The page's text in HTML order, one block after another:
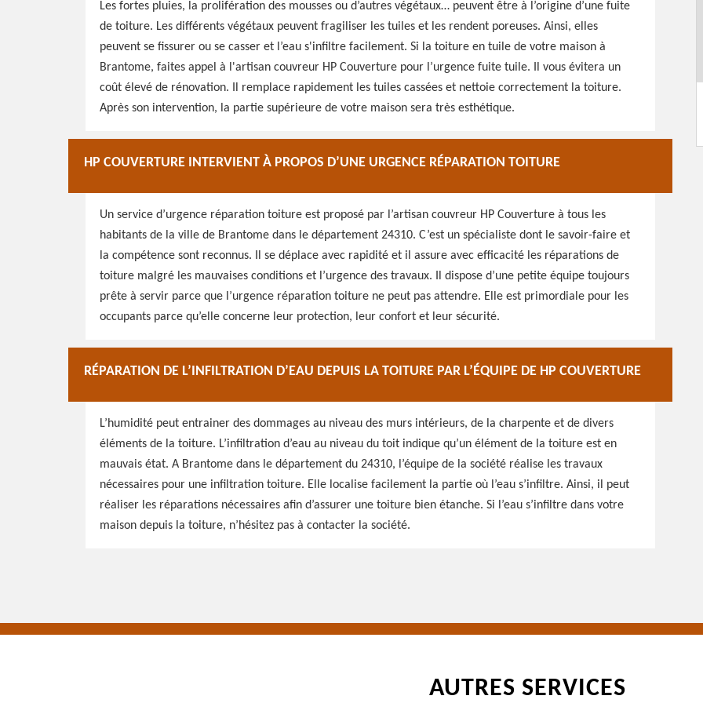
Les fortes pluies, la prolifération des mousses ou d’autres végétaux… peuvent être à l’origine d’une fuite
de toiture. Les différents végétaux peuvent fragiliser les tuiles et les rendent poreuses. Ainsi, elles
peuvent se fissurer ou se casser et l’eau s'infiltre facilement. Si la toiture en tuile de votre maison à
Brantome, faites appel à l'artisan couvreur HP Couverture pour l’urgence fuite tuile. Il vous évitera un
coût élevé de rénovation. Il remplace rapidement les tuiles cassées et nettoie correctement la toiture.
Après son intervention, la partie supérieure de votre maison sera très esthétique.
HP COUVERTURE INTERVIENT À PROPOS D’UNE URGENCE RÉPARATION TOITURE
Un service d’urgence réparation toiture est proposé par l’artisan couvreur HP Couverture à tous les
habitants de la ville de Brantome dans le département 24310. C’est un spécialiste dont le savoir-faire et
la compétence sont reconnus. Il se déplace avec rapidité et il assure avec efficacité les réparations de
toiture malgré les mauvaises conditions et l’urgence des travaux. Il dispose d’une petite équipe toujours
prête à servir parce que l’urgence réparation toiture ne peut pas attendre. Elle est primordiale pour les
occupants parce qu’elle concerne leur protection, leur confort et leur sécurité.
RÉPARATION DE L’INFILTRATION D’EAU DEPUIS LA TOITURE PAR L’ÉQUIPE DE HP COUVERTURE
L’humidité peut entrainer des dommages au niveau des murs intérieurs, de la charpente et de divers
éléments de la toiture. L’infiltration d’eau au niveau du toit indique qu’un élément de la toiture est en
mauvais état. A Brantome dans le département du 24310, l’équipe de la société réalise les travaux
nécessaires pour une infiltration toiture. Elle localise facilement la partie où l’eau s’infiltre. Ainsi, il peut
réaliser les réparations nécessaires afin d’assurer une toiture bien étanche. Si l’eau s’infiltre dans votre
maison depuis la toiture, n’hésitez pas à contacter la société.
AUTRES SERVICES